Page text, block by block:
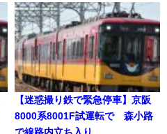
【迷惑撮り鉄で緊急停車】京阪
8000系8001F試運転で 森小路
で線路内立ち入り